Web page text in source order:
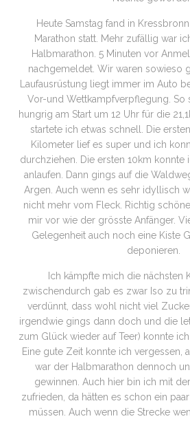
Heute Samstag fand in
Marathon statt. Mehr zufällig war
Halbmarathon. 5 Minuten vor
nachgemeldet. Wir waren sowieso
Laufausrüstung liegt immer im Auto
Vor-und Wettkampfverpflegung. So
hungrig am Start um 12 Uhr für die
startete ich etwas schnell. Die
Kilometer lief es super und ich
durchziehen. Die ersten 10km konnte
anlaufen. Dann gings auf die
Argen. Auch wenn es sehr idyllisch
nicht mehr vom Fleck. Richtig
mir vor wie der grösste Anfänger.
Gelegenheit auch noch eine Kiste
deponieren.
Ich kämpfte mich die nächsten
zwischendurch gab es zwar Iso zu
verdünnt, dass wohl nicht viel
irgendwie gings dann doch und die
zum Glück wieder auf Teer) konnte
Eine gute Zeit konnte ich vergessen,
war der Halbmarathon dennoch
gewinnen. Auch hier bin ich mit
zufrieden, da hätten es schon ein
müssen. Auch wenn die Strecke